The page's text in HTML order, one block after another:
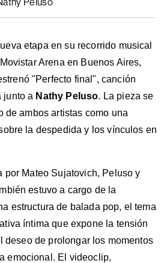
etapa en su recorrido musical
Arena en Buenos Aires,
"Perfecto final", canción
junto a Nathy Peluso. La pieza se
de ambos artistas como una
la despedida y los vínculos en
por Mateo Sujatovich, Peluso y
estuvo a cargo de la
estructura de balada pop, el tema
íntima que expone la tensión
deseo de prolongar los momentos
emocional. El videoclip,